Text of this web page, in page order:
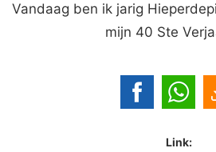
Vandaag ben ik jarig
mijn 40 Ste
Link: